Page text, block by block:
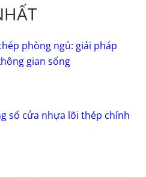
phòng ngủ: giải pháp
gian sống
số cửa nhựa lõi thép chính